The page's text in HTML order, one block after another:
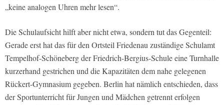
„keine analogen Uhren mehr lesen“.
Die Schulaufsicht hilft aber nicht etwa, sondern tut das Gegenteil:
Gerade erst hat das für den Ortsteil Friedenau zuständige Schulamt
Tempelhof-Schöneberg der Friedrich-Bergius-Schule eine Turnhalle
kurzerhand gestrichen und die Kapazitäten dem nahe gelegenen
Rückert-Gymnasium gegeben. Berlin hat nämlich entschieden, dass
der Sportunterricht für Jungen und Mädchen getrennt erfolgen